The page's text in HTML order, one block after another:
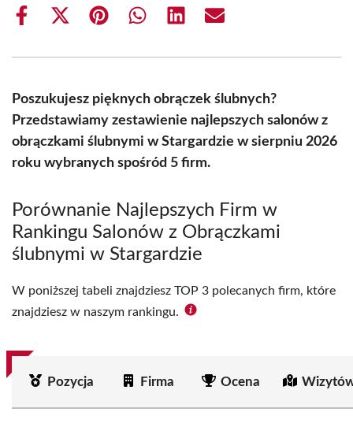
Share
Share
(Twitter)
Share Share Share Share
Poszukujesz pięknych obrączek ślubnych?
Przedstawiamy zestawienie najlepszych salonów z
obrączkami ślubnymi w Stargardzie w sierpniu 2026
roku wybranych spośród 5 firm.
Porównanie Najlepszych Firm w
Rankingu Salonów z Obrączkami
ślubnymi w Stargardzie
W poniższej tabeli znajdziesz TOP 3 polecanych firm, które
znajdziesz w naszym rankingu.
Pozycja Firma Ocena